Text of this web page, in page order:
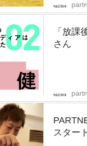
「放課
さん
スター